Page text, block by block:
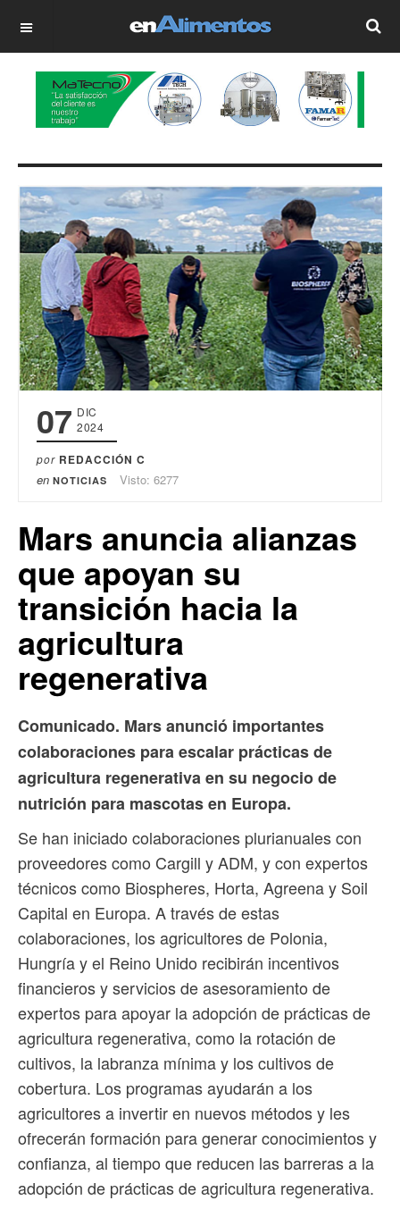
OFF CANVAS
07 DIC
2024
por REDACCIÓN C
en NOTICIAS Visto: 6277
Mars anuncia alianzas
que apoyan su
transición hacia la
agricultura
regenerativa
Comunicado. Mars anunció importantes
colaboraciones para escalar prácticas de
agricultura regenerativa en su negocio de
nutrición para mascotas en Europa.
Se han iniciado colaboraciones plurianuales con
proveedores como Cargill y ADM, y con expertos
técnicos como Biospheres, Horta, Agreena y Soil
Capital en Europa. A través de estas
colaboraciones, los agricultores de Polonia,
Hungría y el Reino Unido recibirán incentivos
financieros y servicios de asesoramiento de
expertos para apoyar la adopción de prácticas de
agricultura regenerativa, como la rotación de
cultivos, la labranza mínima y los cultivos de
cobertura. Los programas ayudarán a los
agricultores a invertir en nuevos métodos y les
ofrecerán formación para generar conocimientos y
confianza, al tiempo que reducen las barreras a la
adopción de prácticas de agricultura regenerativa.